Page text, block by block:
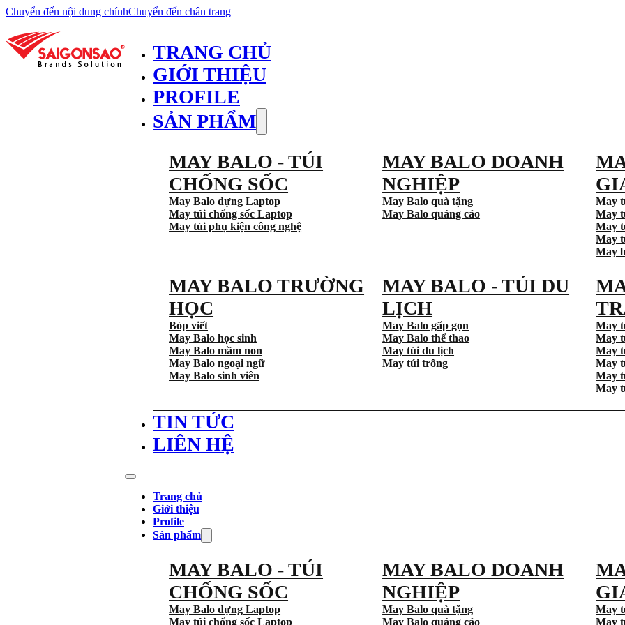
Chuyển đến nội dung chínhChuyển đến chân trang
TRANG CHỦ
GIỚI THIỆU
PROFILE
SẢN PHẨM
MAY BALO - TÚI
CHỐNG SỐC
May Balo dựng Laptop
May túi chống sốc Laptop
May túi phụ kiện công nghệ
MAY BALO DOANH
NGHIỆP
May Balo quà tặng
May Balo quảng cáo
May
May
May
May
May
MAY BALO TRƯỜNG
HỌC
Bóp viết
May Balo học sinh
May Balo mầm non
May Balo ngoại ngữ
May Balo sinh viên
MAY BALO - TÚI DU
LỊCH
May Balo gấp gọn
May Balo thể thao
May túi du lịch
May túi trống
May
May
May
May
May
May
TIN TỨC
LIÊN HỆ
Trang chủ
Giới thiệu
Profile
Sản phẩm
MAY BALO - TÚI
CHỐNG SỐC
May Balo dựng Laptop
May túi chống sốc Laptop
MAY BALO DOANH
NGHIỆP
May Balo quà tặng
May Balo quảng cáo
May
May